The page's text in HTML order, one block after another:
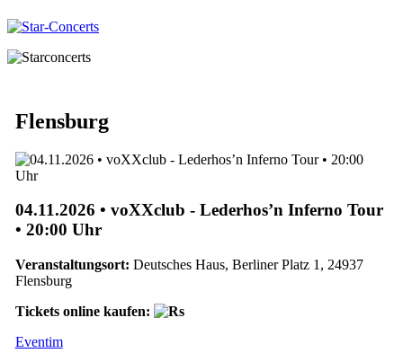
Flensburg
04.11.2026 • voXXclub - Lederhos’n Inferno Tour
• 20:00 Uhr
Veranstaltungsort: Deutsches Haus, Berliner Platz 1, 24937
Flensburg
Tickets online kaufen:
Eventim